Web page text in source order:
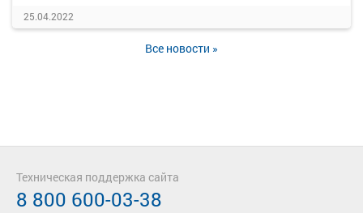
25.04.2022
Все новости »
Техническая поддержка сайта
8 800 600-03-38